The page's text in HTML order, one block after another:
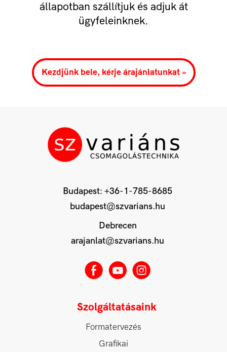
állapotban szállítjuk és adjuk át
ügyfeleinknek.
Kezdjünk bele, kérje árajánlatunkat »
Budapest: +36-1-785-8685
budapest@szvarians.hu
Debrecen
arajanlat@szvarians.hu
E M Q
Szolgáltatásaink
Formatervezés
Grafikai